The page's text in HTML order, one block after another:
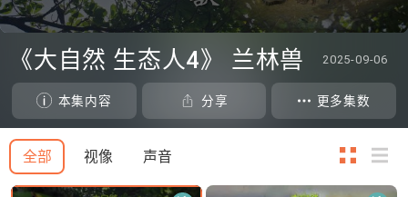
seconds
seconds
《大自然 生态人4》 兰林兽 2025-09-06
本集内容 分享 更多集数
全部 视像 声音